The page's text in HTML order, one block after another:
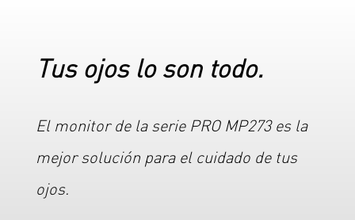
Tus ojos lo son todo.
El monitor de la serie PRO MP273 es la
mejor solución para el cuidado de tus
ojos.